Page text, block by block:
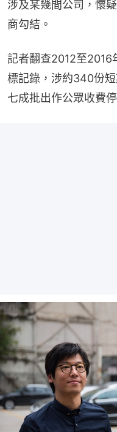
涉及某幾間公司，懷
商勾結。
記者翻查2012至2016
標記錄，涉約340份
七成批出作公眾收費